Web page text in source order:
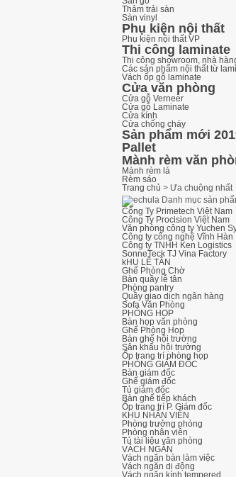
Thảm trải sàn
Sàn vinyl
Phụ kiện nội thất
Phụ kiện nội thất VP
Thi công laminate
Thi công showroom, nhà
Các sản phẩm nội thất từ
Vách ốp gỗ laminate
Cửa văn phòng
Cửa gỗ Verneer
Cửa gỗ Laminate
Cửa kính
Cửa chống cháy
Sản phẩm mới
Pallet
Mành rèm văn
Mành rèm lá
Rèm sáo
Trang chủ > Ưa chuộng nhất
Danh mục sản
Công Ty Primetech Việt Nam
Công Ty Procision Việt Nam
Văn phòng công ty Yuchen
Công ty công nghệ Vĩnh Hàn
Công ty TNHH Ken Logistics
SonneTeck TJ Vina Factory
kHU LỄ TÂN
Ghế Phòng Chờ
Bàn quầy lễ tân
Phòng pantry
Quầy giao dịch ngân hàng
Sofa Văn Phòng
PHÒNG HỌP
Bàn họp văn phòng
Ghế Phòng Họp
Bàn ghế hội trường
Sân khấu hội trường
Ốp trang trí phòng họp
PHÒNG GIÁM ĐỐC
Bàn giám đốc
Ghế giám đốc
Tủ giám đốc
Bàn ghế tiếp khách
Ốp trang trí P. Giám đốc
KHU NHÂN VIÊN
Phòng trưởng phòng
Phòng nhân viên
Tủ tài liệu văn phòng
VÁCH NGĂN
Vách ngăn bàn làm việc
Vách ngăn di động
Vách ngăn kính tempered